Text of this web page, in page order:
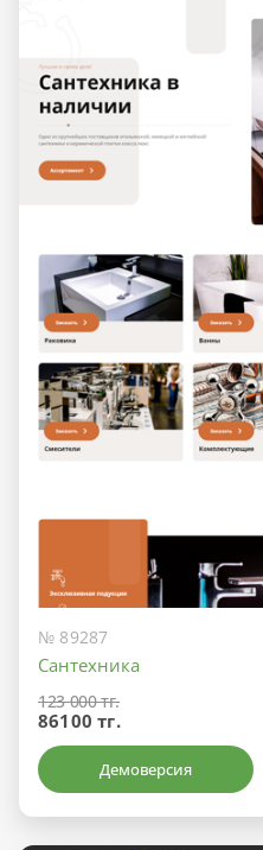
№ 89287
Сантехника
123 000 тг.
86100 тг.
Демоверсия